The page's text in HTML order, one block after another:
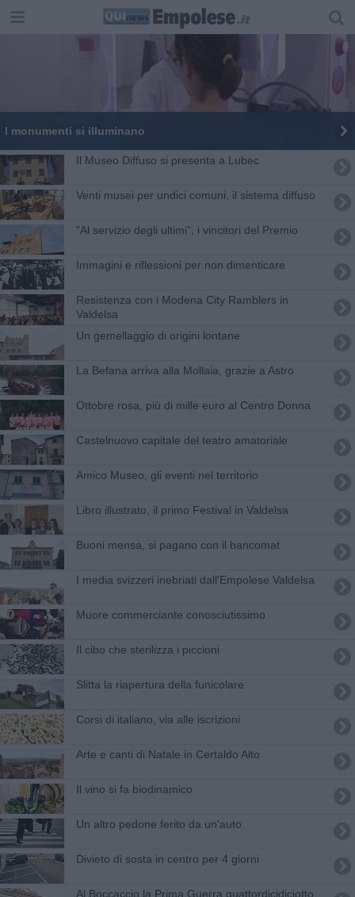
I monumenti si illuminano
Il Museo Diffuso si presenta a Lubec
Venti musei per undici comuni, il sistema diffuso
"Al servizio degli ultimi", i vincitori del Premio
Immagini e riflessioni per non dimenticare
Resistenza con i Modena City Ramblers in
Valdelsa
Un gemellaggio di origini lontane
La Befana arriva alla Mollaia, grazie a Astro
Ottobre rosa, più di mille euro al Centro Donna
Castelnuovo capitale del teatro amatoriale
Amico Museo, gli eventi nel territorio
Libro illustrato, il primo Festival in Valdelsa
Buoni mensa, si pagano con il bancomat
I media svizzeri inebriati dall'Empolese Valdelsa
Muore commerciante conosciutissimo
Il cibo che sterilizza i piccioni
Slitta la riapertura della funicolare
Corsi di italiano, via alle iscrizioni
Arte e canti di Natale in Certaldo Alto
Il vino si fa biodinamico
Un altro pedone ferito da un'auto
Divieto di sosta in centro per 4 giorni
Al Boccaccio la Prima Guerra quattordicidiciotto